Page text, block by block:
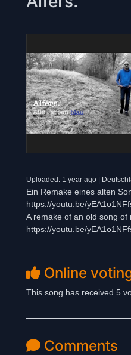
Uploaded: 1 year ago |
Ein Remake eines alten
https://youtu.be/
A remake of an old song
https://youtu.be/
Online
This song has received 5
Comments